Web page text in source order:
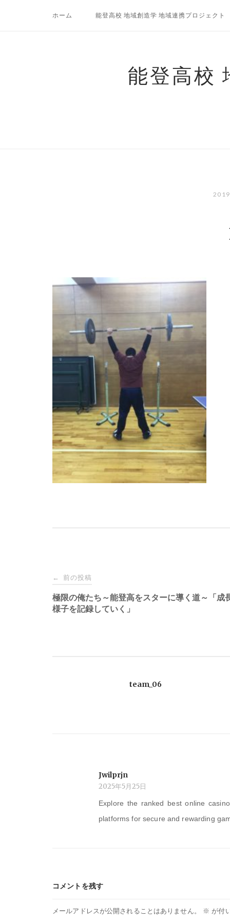
ホーム 能登高校 地域創造学 地域連携プロジェクト
能登高校
投
稿
← 前の投稿
極限の俺たち～能登高をスターに導く道～「成
様子を記録していく」
team_06
Jwilprjn
2025年5月25日
Explore the ranked best online
platforms for secure and rewarding
コメントを残す
メールアドレスが公開されることはありません。 ※ が付